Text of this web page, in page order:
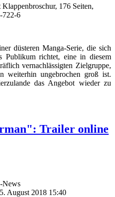
176 Seiten,
722-6
düsteren Manga-Serie, die sich
Publikum richtet, eine in diesem
vernachlässigten Zielgruppe,
weiterhin ungebrochen groß ist.
das Angebot wieder zu
Trailer online
News
August 2018 15:40